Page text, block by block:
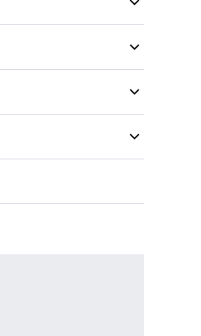
att det är gel. Infinite
med lack.